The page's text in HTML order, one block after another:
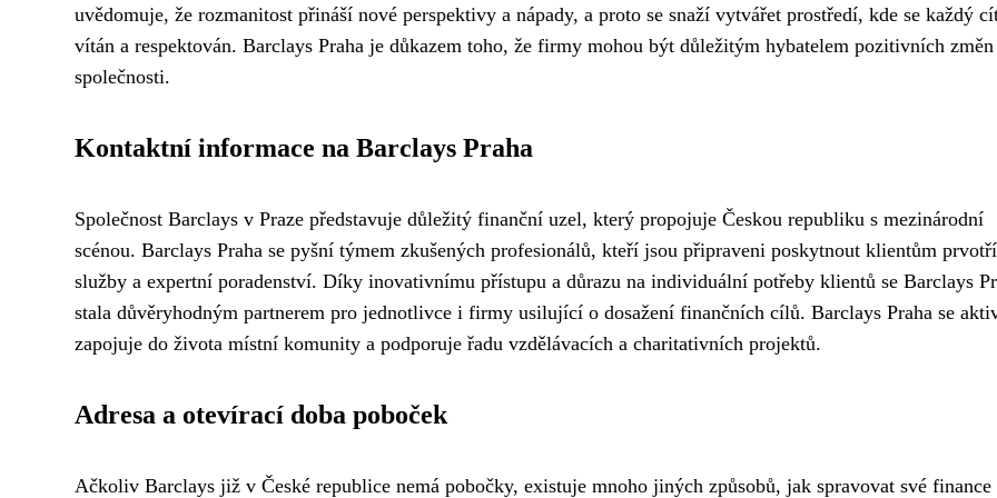
uvědomuje, že rozmanitost přináší nové perspektivy a nápady, a proto se snaží vytvářet prostředí, kde se každý
vítán a respektován. Barclays Praha je důkazem toho, že firmy mohou být důležitým hybatelem pozitivních
společnosti.
Kontaktní informace na Barclays Praha
Společnost Barclays v Praze představuje důležitý finanční uzel, který propojuje Českou republiku s mezinárodní
scénou. Barclays Praha se pyšní týmem zkušených profesionálů, kteří jsou připraveni poskytnout klientům
služby a expertní poradenství. Díky inovativnímu přístupu a důrazu na individuální potřeby klientů se Barclays
stala důvěryhodným partnerem pro jednotlivce i firmy usilující o dosažení finančních cílů. Barclays Praha se
zapojuje do života místní komunity a podporuje řadu vzdělávacích a charitativních projektů.
Adresa a otevírací doba poboček
Ačkoliv Barclays již v České republice nemá pobočky, existuje mnoho jiných způsobů, jak spravovat své finance